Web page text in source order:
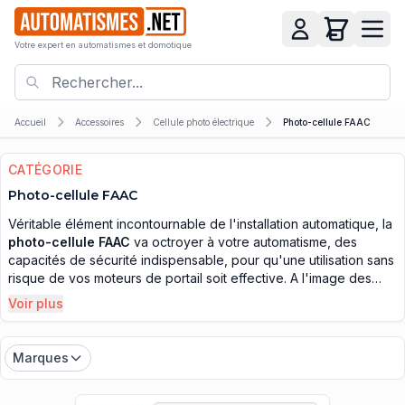
Votre expert en automatismes et domotique
Accueil Accessoires Cellule photo électrique Photo-cellule FAAC
CATÉGORIE
Photo-cellule FAAC
Véritable élément incontournable de l'installation automatique, la
photo-cellule FAAC va octroyer à votre automatisme, des
capacités de sécurité indispensable, pour qu'une utilisation sans
risque de vos moteurs de portail soit effective. A l'image des
nombreuses versions de motorisations, qui existent et sont en
vente sur le marché de l'automatisme, les jeux de photo-cellules
mesure de concorder à plusieurs modèles de portails. Cette
partie de l'automatisme est placée à l'extérieure du moteur et à
Voir plus
Marques